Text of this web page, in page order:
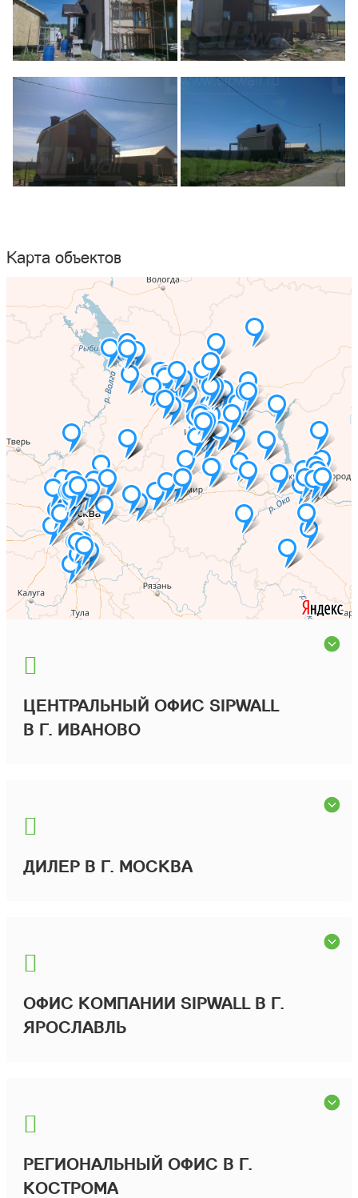
Карта объектов
ЦЕНТРАЛЬНЫЙ ОФИС SIPWALL
В Г. ИВАНОВО
ДИЛЕР В Г. МОСКВА
ОФИС КОМПАНИИ SIPWALL В Г.
ЯРОСЛАВЛЬ
РЕГИОНАЛЬНЫЙ ОФИС В Г.
КОСТРОМА